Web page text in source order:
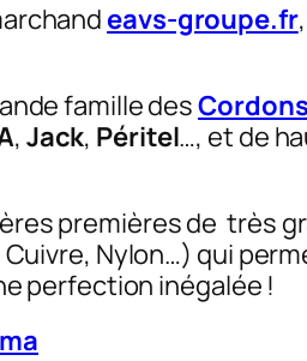
eavs-groupe.fr
famille desCordons
, Jack, Péritel…, et de
premières de très
Nylon…) qui
perfection inégalée !